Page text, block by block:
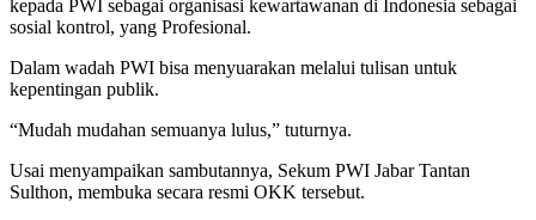
kepada PWI sebagai organisasi kewartawanan di Indonesia sebagai
sosial kontrol, yang Profesional.
Dalam wadah PWI bisa menyuarakan melalui tulisan untuk
kepentingan publik.
“Mudah mudahan semuanya lulus,” tuturnya.
Usai menyampaikan sambutannya, Sekum PWI Jabar Tantan
Sulthon, membuka secara resmi OKK tersebut.